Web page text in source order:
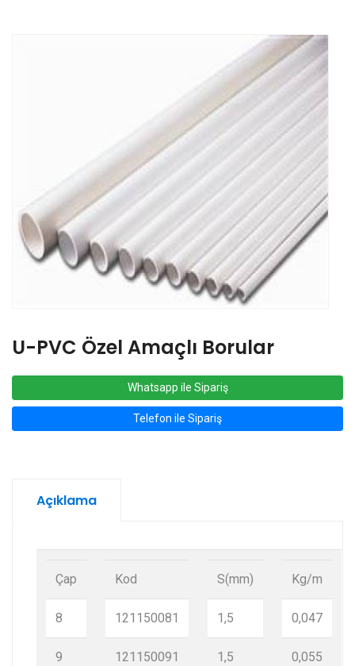
U-PVC Özel Amaçlı Borular
Whatsapp ile Sipariş
Telefon ile Sipariş
Açıklama
Çap
8
9
Kod
121150081
121150091
S(mm)
1,5
1,5
Kg/m
0,047
0,055